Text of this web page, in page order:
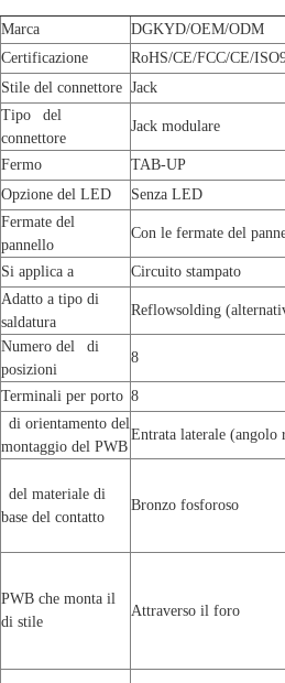
Marca
DGKYD/OEM/ODM
Certificazione
RoHS/CE/FCC/CE/
Stile del connettore Jack
Tipo del
connettore
Jack modulare
Fermo
TAB-UP
Opzione del LED Senza LED
Fermate del
pannello
Con le fermate del
Si applica a
Circuito stampato
Adatto a tipo di
saldatura
Reflowsolding
Numero del di
posizioni
8
Terminali per porto 8
di orientamento del
montaggio del PWB
Entrata laterale (angolo
del materiale di
base del contatto
Bronzo fosforoso
PWB che monta il
di stile
Attraverso il foro